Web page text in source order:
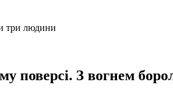
поверсі. З вогнем